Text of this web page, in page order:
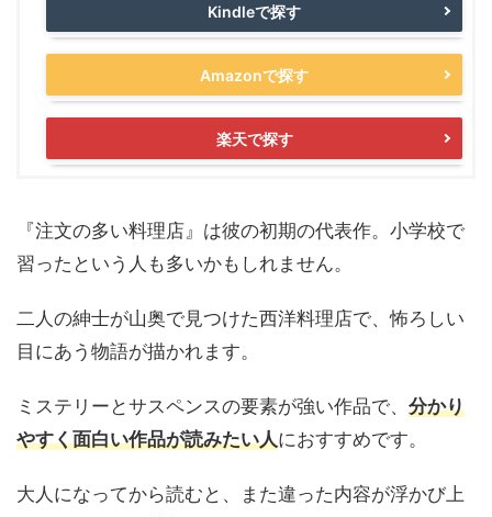
Kindleで探す
Amazonで探す
楽天で探す
『注文の多い料理店』は彼の初期の代表作。小学校で
習ったという人も多いかもしれません。
二人の紳士が山奥で見つけた西洋料理店で、怖ろしい
目にあう物語が描かれます。
ミステリーとサスペンスの要素が強い作品で、 分かり
やすく面白い作品が読みたい人におすすめです。
大人になってから読むと、また違った内容が浮かび上